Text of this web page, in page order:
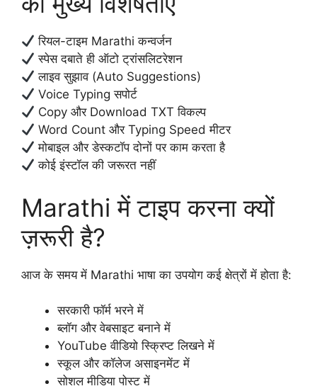
रियल-टाइम Marathi कन्वर्जन
स्पेस दबाते ही ऑटो ट्रांसलिटरेशन
लाइव सुझाव (Auto Suggestions)
Voice Typing सपोर्ट
Copy और Download TXT विकल्प
Word Count और Typing Speed मीटर
मोबाइल और डेस्कटॉप दोनों पर काम करता है
कोई इंस्टॉल की जरूरत नहीं
Marathi में टाइप करना क्यों
ज़रूरी है?
आज के समय में Marathi भाषा का उपयोग कई क्षेत्रों में होता है:
सरकारी फॉर्म भरने में
ब्लॉग और वेबसाइट बनाने में
YouTube वीडियो स्क्रिप्ट लिखने में
स्कूल और कॉलेज असाइनमेंट में
सोशल मीडिया पोस्ट में